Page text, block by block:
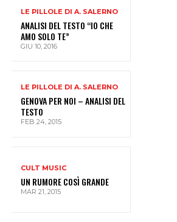
LE PILLOLE DI A. SALERNO
ANALISI DEL TESTO “IO CHE
AMO SOLO TE”
GIU 10, 2016
LE PILLOLE DI A. SALERNO
GENOVA PER NOI – ANALISI DEL
TESTO
FEB 24, 2015
CULT MUSIC
UN RUMORE COSÌ GRANDE
MAR 21, 2015